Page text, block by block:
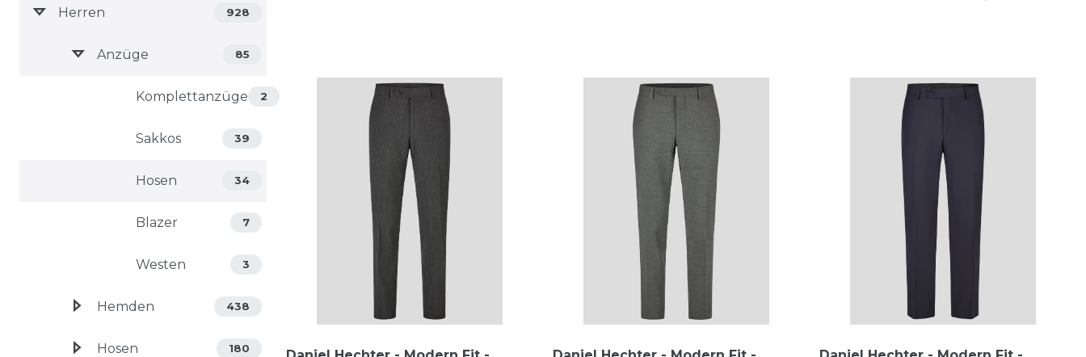
Herren 928
Anzüge 85
Komplettanzüge 2
Sakkos 39
Hosen 34
Blazer 7
Westen 3
Hemden 438
Hosen 180